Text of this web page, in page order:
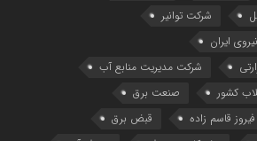
شرکت توانیر
ایران
شرکت مدیریت منابع آب
کشور
صنعت برق
فیروز قاسم زاده
قبض برق